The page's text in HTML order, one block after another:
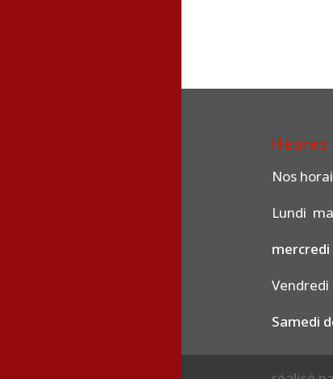
Heures
Nos
Lundi
mercredi
Samedi